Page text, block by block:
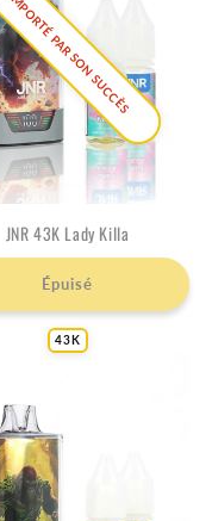
EMPORTÉ PAR SON SUCCÈS
JNR 43K Lady Killa
Épuisé
43K